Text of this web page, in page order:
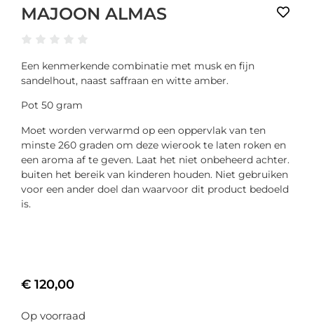
MAJOON ALMAS
Een kenmerkende combinatie met musk en fijn
sandelhout, naast saffraan en witte amber.
Pot 50 gram
Moet worden verwarmd op een oppervlak van ten
minste 260 graden om deze wierook te laten roken en
een aroma af te geven. Laat het niet onbeheerd achter.
buiten het bereik van kinderen houden. Niet gebruiken
voor een ander doel dan waarvoor dit product bedoeld
is.
€ 120,00
Op voorraad